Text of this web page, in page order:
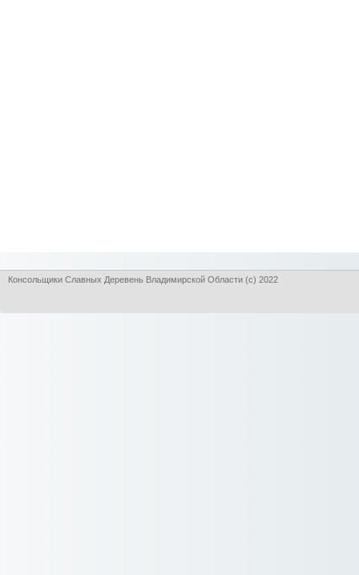
Консольщики Славных Деревень Владимирской Области (с) 2022